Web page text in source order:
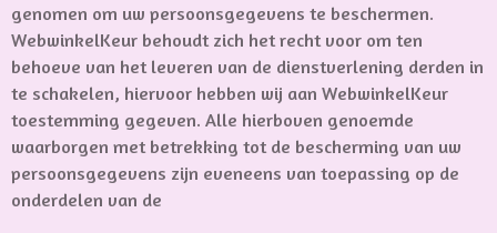
genomen om uw persoonsgegevens te beschermen.
WebwinkelKeur behoudt zich het recht voor om ten
behoeve van het leveren van de dienstverlening derden in
te schakelen, hiervoor hebben wij aan WebwinkelKeur
toestemming gegeven. Alle hierboven genoemde
waarborgen met betrekking tot de bescherming van uw
persoonsgegevens zijn eveneens van toepassing op de
onderdelen van de